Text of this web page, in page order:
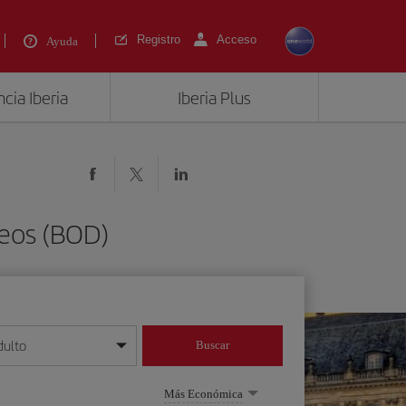
Ayuda Registro Acceso
Iberia Iberia Plus
(BOD)
mes/año
Buscar
Más Económica